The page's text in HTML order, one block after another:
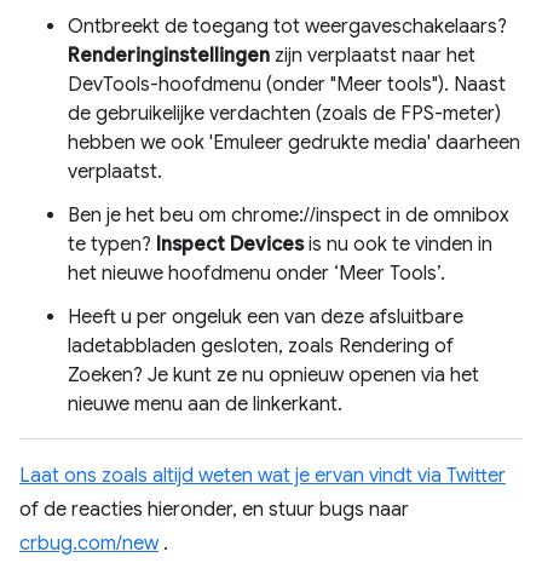
Ontbreekt de toegang tot weergaveschakelaars?
Renderinginstellingen zijn verplaatst naar het
DevTools-hoofdmenu (onder "Meer tools"). Naast
de gebruikelijke verdachten (zoals de FPS-meter)
hebben we ook 'Emuleer gedrukte media' daarheen
verplaatst.
Ben je het beu om chrome://inspect in de omnibox
te typen? Inspect Devicesis nu ook te vinden in
het nieuwe hoofdmenu onder ‘Meer Tools’.
Heeft u per ongeluk een van deze afsluitbare
ladetabbladen gesloten, zoals Rendering of
Zoeken? Je kunt ze nu opnieuw openen via het
nieuwe menu aan de linkerkant.
Laat ons zoals altijd weten wat je ervan vindt via Twitter
of de reacties hieronder, en stuur bugs naar
crbug.com/new.